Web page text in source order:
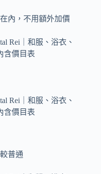
內，不用額外加價
普通